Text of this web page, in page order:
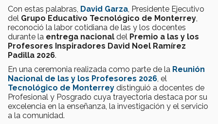
Con estas palabras, David Garza , Presidente Ejecutivo
del Grupo Educativo Tecnológico de Monterrey
reconoció la labor cotidiana de las y los docentes
durante la entrega nacional del Premio a las y los
Profesores Inspiradores David Noel Ramírez
Padilla 2026.
En una ceremonia realizada como parte de la Reunión
Nacional de las y los Profesores 2026 , el
Tecnológico de Monterrey distinguió a docentes de
Profesional y Posgrado cuya trayectoria destaca por su
excelencia en la enseñanza, la investigación y el servicio
a la comunidad.